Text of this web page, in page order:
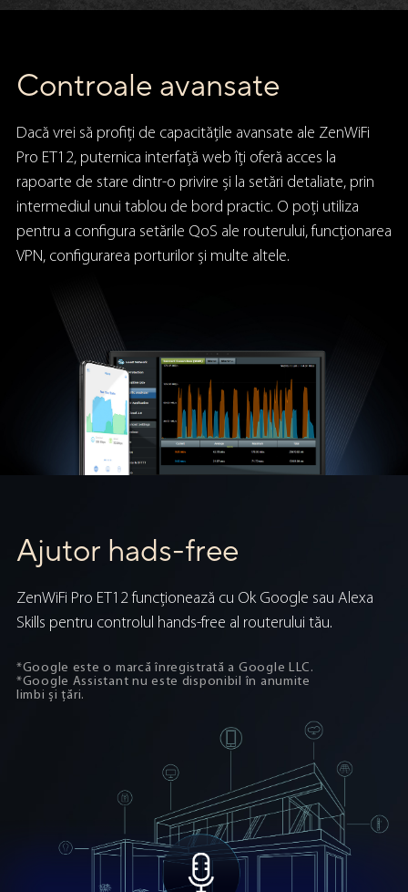
Controale avansate
Dacă vrei să profiți de capacitățile avansate ale ZenWiFi
Pro ET12, puternica interfață web îți oferă acces la
rapoarte de stare dintr-o privire și la setări detaliate, prin
intermediul unui tablou de bord practic. O poți utiliza
pentru a configura setările QoS ale routerului, funcționarea
VPN, configurarea porturilor și multe altele.
Ajutor hads-free
ZenWiFi Pro ET12 funcționează cu Ok Google sau Alexa
Skills pentru controlul hands-free al routerului tău.
*Google este o marcă înregistrată a Google LLC.
*Google Assistant nu este disponibil în anumite
limbi și țări.